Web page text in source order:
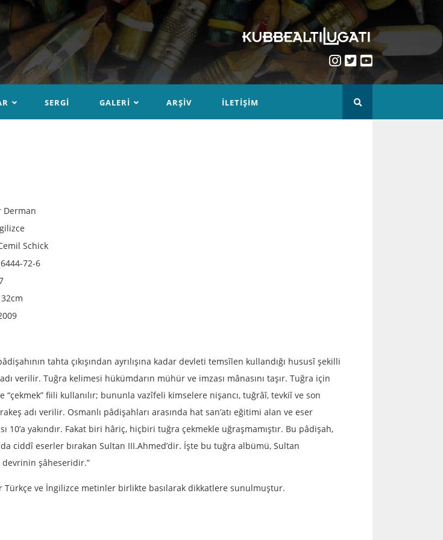
SERGI GALERI ARŞIV İLETIŞIM
Derman
Schick
72-6
tahta çıkışından ayrılışına kadar devleti temsîlen kullandığı hususî şekilli
verilir. Tuğra kelimesi hükümdarın mühür ve imzası mânasını taşır. Tuğra için
“çekmek” fiili kullanılır; bununla vazîfeli kimselere nişancı, tuğrâî, tevkiî ve son
adı verilir. Osmanlı pâdişahları arasında hat san’atı eğitimi alan ve eser
10’a yakındır. Fakat biri hâriç, hiçbiri tuğra çekmekle uğraşmamıştır. Bu pâdişah,
ciddî eserler bırakan Sultan III.Ahmed’dir. İşte bu tuğra albümü, Sultan
devrinin şâheseridir.”
Türkçe ve İngilizce metinler birlikte basılarak dikkatlere sunulmuştur.